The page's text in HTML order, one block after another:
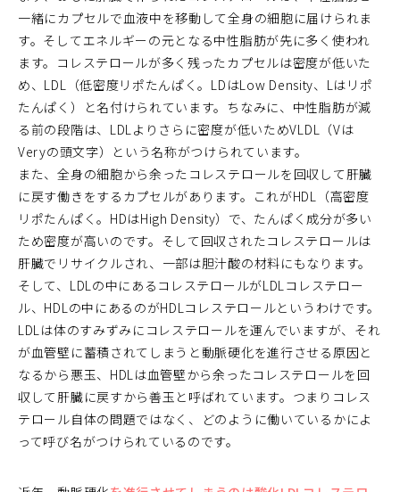
一緒にカプセルで血液中を移動して全身の細胞に届けられま
す。そしてエネルギーの元となる中性脂肪が先に多く使われ
ます。コレステロールが多く残ったカプセルは密度が低いた
め、LDL（低密度リポたんぱく。LDはLow Density、Lはリポ
たんぱく）と名付けられています。ちなみに、中性脂肪が減
る前の段階は、LDLよりさらに密度が低いためVLDL（Vは
Veryの頭文字）という名称がつけられています。
また、全身の細胞から余ったコレステロールを回収して肝臓
に戻す働きをするカプセルがあります。これがHDL（高密度
リポたんぱく。HDはHigh Density）で、たんぱく成分が多い
ため密度が高いのです。そして回収されたコレステロールは
肝臓でリサイクルされ、一部は胆汁酸の材料にもなります。
そして、LDLの中にあるコレステロールがLDLコレステロー
ル、HDLの中にあるのがHDLコレステロールというわけです。
LDLは体のすみずみにコレステロールを運んでいますが、それ
が血管壁に蓄積されてしまうと動脈硬化を進行させる原因と
なるから悪玉、HDLは血管壁から余ったコレステロールを回
収して肝臓に戻すから善玉と呼ばれています。つまりコレス
テロール自体の問題ではなく、どのように働いているかによ
って呼び名がつけられているのです。